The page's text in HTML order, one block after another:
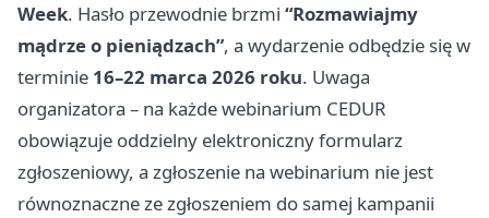
Week. Hasło przewodnie brzmi “Rozmawiajmy
mądrze o pieniądzach”, a wydarzenie odbędzie się w
terminie 16–22 marca 2026 roku. Uwaga
organizatora – na każde webinarium CEDUR
obowiązuje oddzielny elektroniczny formularz
zgłoszeniowy, a zgłoszenie na webinarium nie jest
równoznaczne ze zgłoszeniem do samej kampanii